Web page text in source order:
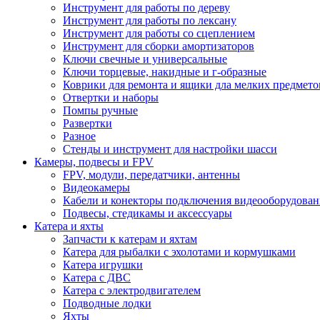
Инструмент для работы по дереву
Инструмент для работы по лексану
Инструмент для работы со сцеплением
Инструмент для сборки амортизаторов
Ключи свечные и универсальные
Ключи торцевые, накидные и г-образные
Коврики для ремонта и ящики дла мелких
Отвертки и наборы
Помпы ручные
Развертки
Разное
Стенды и инструмент для настройки шасси
Камеры, подвесы и FPV
FPV, модули, передатчики, антенны
Видеокамеры
Кабели и конекторы подключения
Подвесы, стедикамы и аксессуары
Катера и яхты
Запчасти к катерам и яхтам
Катера для рыбалки с эхолотами и кормушками
Катера игрушки
Катера с ДВС
Катера с электродвигателем
Подводные лодки
Яхты